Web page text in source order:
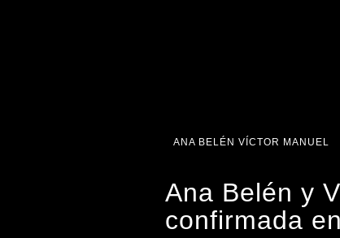
ANA BELÉN VÍCTOR MANUEL
Ana Belén y
confirmada